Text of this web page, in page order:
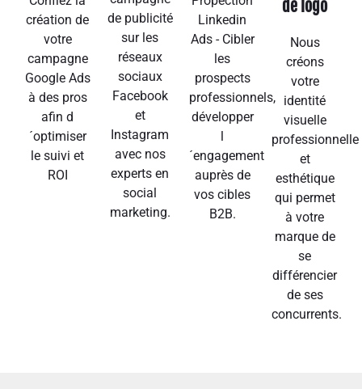
création de
votre
campagne
Google Ads
à des pros
afin d
´optimiser
le suivi et
ROI
de publicité
sur les
réseaux
sociaux
Facebook
et
Instagram
avec nos
experts en
social
marketing.
Linkedin
Ads - Cibler
les
prospects
professionnels,
développer
´engagement
auprès de
vos cibles
B2B.
de logo
Nous
créons
votre
identité
visuelle
professionnelle
et
esthétique
qui permet
à votre
marque de
se
différencier
de ses
concurrents.